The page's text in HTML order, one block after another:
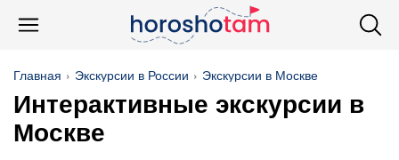
Главная Экскурсии в России Экскурсии в Москве
Интерактивные экскурсии в
Москве